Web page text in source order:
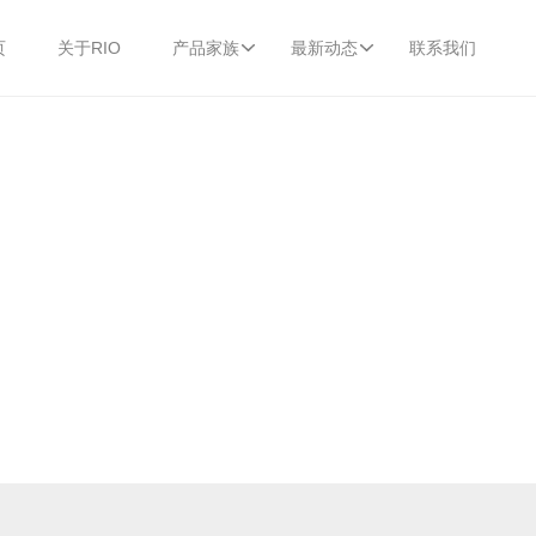
关于RIO 产品家族 最新动态 联系我们